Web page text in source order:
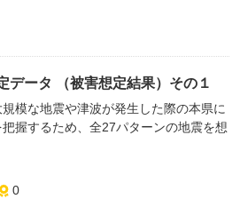
データ （被害想定結果）その１
模な地震や津波が発生した際の本県に
握するため、全27パターンの地震を想
0